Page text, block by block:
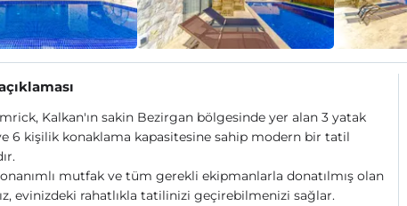
Kalkan'ın sakin Bezirgan bölgesinde yer alan 3 yatak
6 kişilik konaklama kapasitesine sahip modern bir tatil
mutfak ve tüm gerekli ekipmanlarla donatılmış olan
evinizdeki rahatlıkla tatilinizi geçirebilmenizi sağlar.